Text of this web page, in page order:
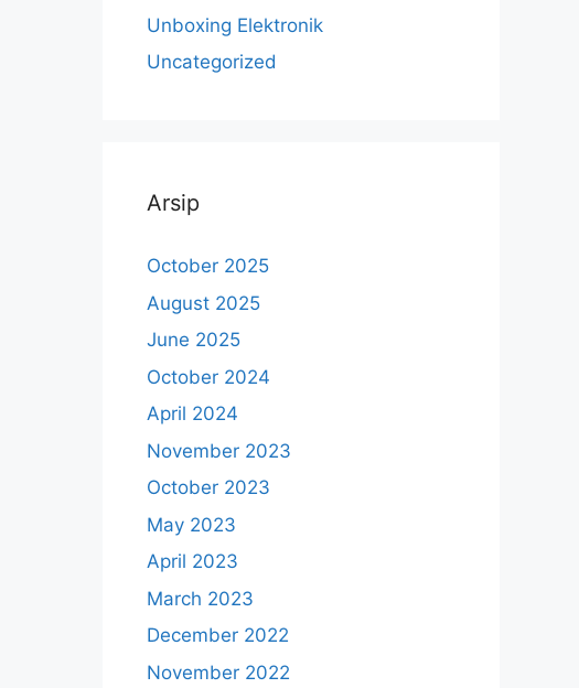
Unboxing Elektronik
Uncategorized
Arsip
October 2025
August 2025
June 2025
October 2024
April 2024
November 2023
October 2023
May 2023
April 2023
March 2023
December 2022
November 2022